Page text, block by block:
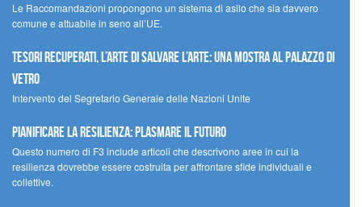
Le Raccomandazioni propongono un sistema di asilo che sia davvero
comune e attuabile in seno all’UE.
Tesori recuperati, l’arte di salvare l’arte: una mostra al Palazzo di
Vetro
Intervento del Segretario Generale delle Nazioni Unite
Pianificare la resilienza: plasmare il futuro
Questo numero di F3 include articoli che descrivono aree in cui la
resilienza dovrebbe essere costruita per affrontare sfide individuali e
collettive.